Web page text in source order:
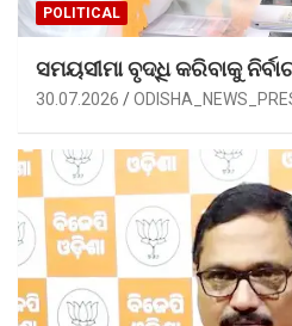
POLITICAL
ସମୟସୀମା ବୃଦ୍ଧି କରିବାକୁ
30.07.2026